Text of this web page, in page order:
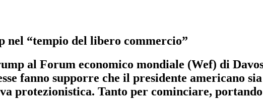
nel “tempio del libero commercio”
al Forum economico mondiale (Wef) di
fanno supporre che il presidente americano
protezionistica. Tanto per cominciare,